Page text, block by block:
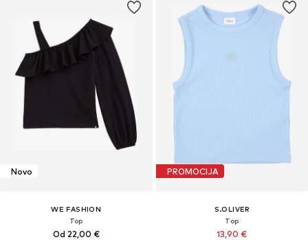
Novo
WE FASHION
Top
Od 22,00 €
PROMOCIJA
S.OLIVER
Top
13,90 €